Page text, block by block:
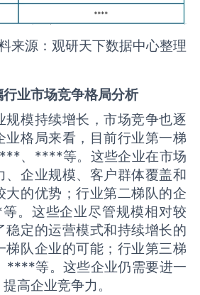
来源：观研天下数据中心整理
行业市场竞争格局分析
规模持续增长，市场竞争也逐
业格局来看，目前行业第一梯
、****等。这些企业在市场
、企业规模、客户群体覆盖和
大的优势；行业第二梯队的企
。这些企业尽管规模相对较
稳定的运营模式和持续增长的
梯队企业的可能；行业第三梯
等。这些企业仍需要进一
高企业竞争力。